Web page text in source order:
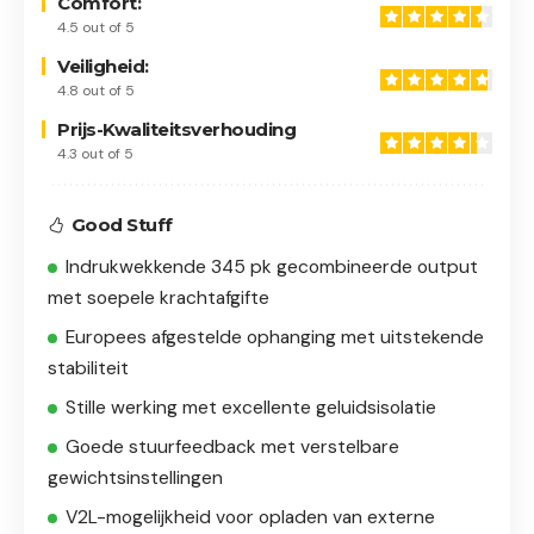
4.5 out of 5
Veiligheid:
4.8 out of 5
Prijs-Kwaliteitsverhouding
4.3 out of 5
Good Stuff
Indrukwekkende 345 pk gecombineerde output
met soepele krachtafgifte
Europees afgestelde ophanging met uitstekende
stabiliteit
Stille werking met excellente geluidsisolatie
Goede stuurfeedback met verstelbare
gewichtsinstellingen
V2L-mogelijkheid voor opladen van externe